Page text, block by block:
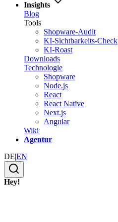
Insights
Blog
Tools
Shopware-Audit
KI-Sichtbarkeits-Check
KI-Roast
Downloads
Technologie
Shopware
Node.js
React
React Native
Next.js
Angular
Wiki
Agentur
DE|EN
Hey!